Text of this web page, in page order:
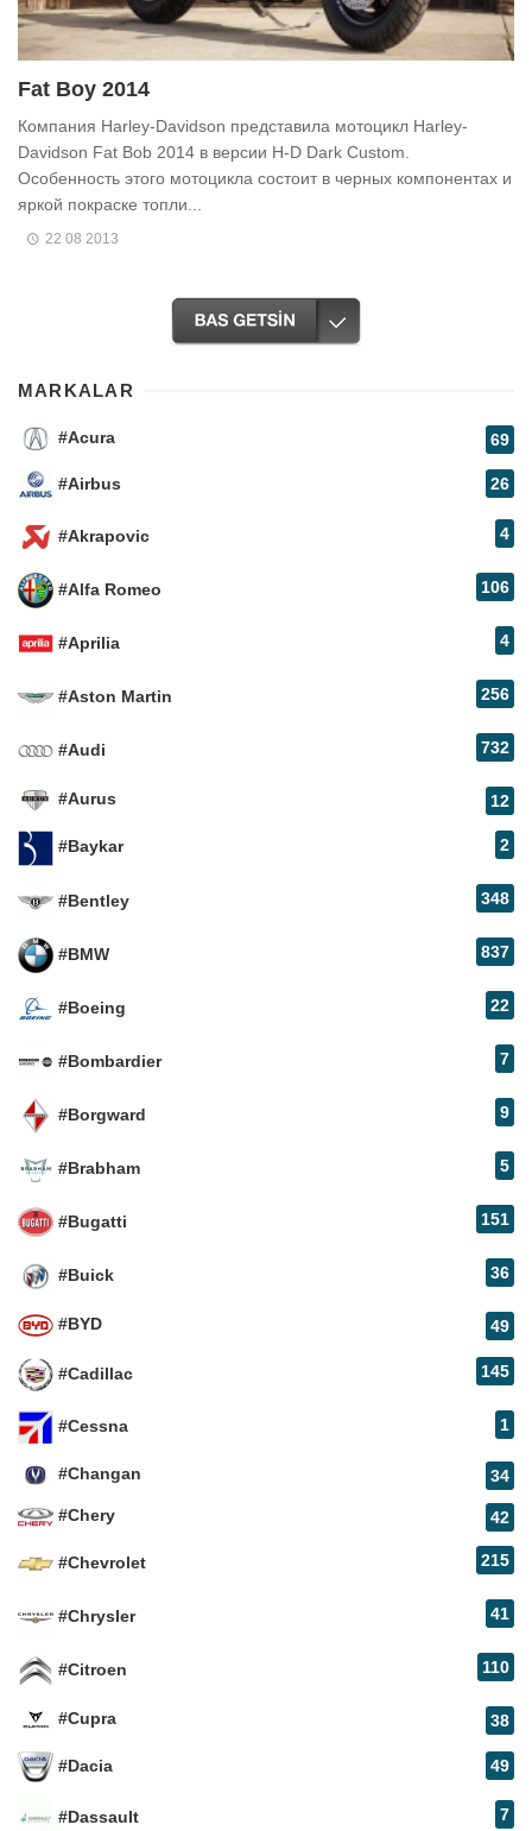
Fat Boy 2014
Компания Harley-Davidson представила мотоцикл Harley-
Davidson Fat Bob 2014 в версии H-D Dark Custom.
Особенность этого мотоцикла состоит в черных компонентах и
яркой покраске топли...
22 08 2013
MARKALAR
#Acura 69
#Airbus 26
#Akrapovic 4
#Alfa Romeo 106
#Aprilia 4
#Aston Martin 256
#Audi 732
#Aurus 12
#Baykar 2
#Bentley 348
#BMW 837
#Boeing 22
#Bombardier 7
#Borgward 9
#Brabham 5
#Bugatti 151
#Buick 36
#BYD 49
#Cadillac 145
#Cessna 1
#Changan 34
#Chery 42
#Chevrolet 215
#Chrysler 41
#Citroen 110
#Cupra 38
#Dacia 49
#Dassault 7